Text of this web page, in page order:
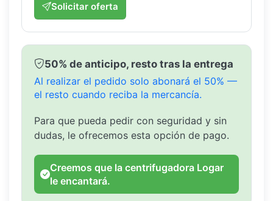
Solicitar oferta
50% de anticipo, resto tras la entrega
Al realizar el pedido solo abonará el 50% —
el resto cuando reciba la mercancía.
Para que pueda pedir con seguridad y sin
dudas, le ofrecemos esta opción de pago.
Creemos que la centrifugadora Logar
le encantará.